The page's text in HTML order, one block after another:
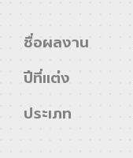
ชื่อผลงาน
ปีที่แต่ง
ประเภท